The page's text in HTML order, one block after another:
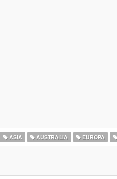
ASIA AUSTRALIA EUROPA